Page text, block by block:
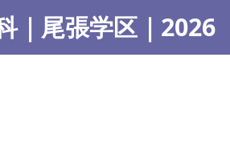
｜尾張学区｜2026